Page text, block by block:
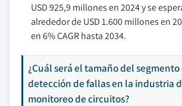
USD 925,9 millones en 2024 y se
alrededor de USD 1.600 millones en
en 6% CAGR hasta 2034.
¿Cuál será el tamaño del segmento
detección de fallas en la industria
monitoreo de circuitos?